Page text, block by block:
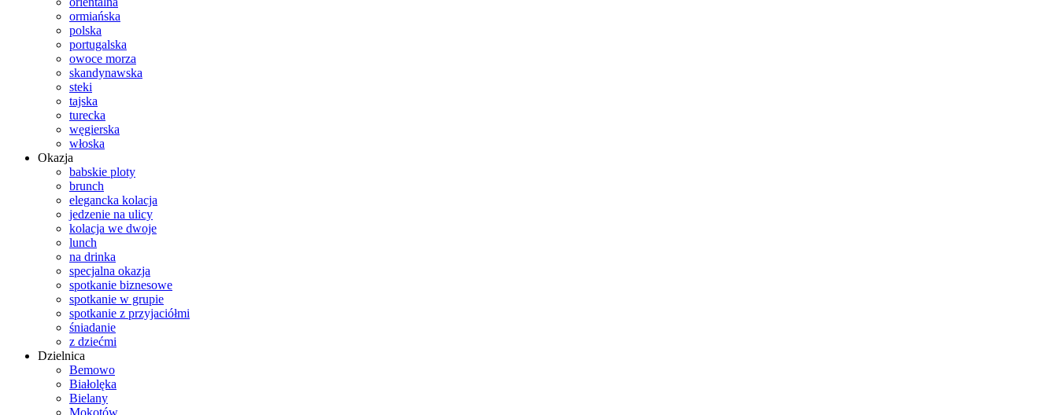
ormiańska
polska
portugalska
owoce morza
skandynawska
steki
tajska
turecka
węgierska
włoska
Okazja
babskie ploty
brunch
elegancka kolacja
jedzenie na ulicy
kolacja we dwoje
lunch
na drinka
specjalna okazja
spotkanie biznesowe
spotkanie w grupie
spotkanie z przyjaciółmi
śniadanie
z dziećmi
Dzielnica
Bemowo
Białolęka
Bielany
Mokotów